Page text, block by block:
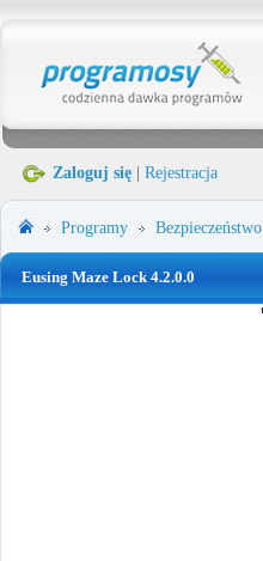
Zaloguj się Rejestracja
Programy Bezpieczeństwo
Eusing Maze Lock 4.2.0.0